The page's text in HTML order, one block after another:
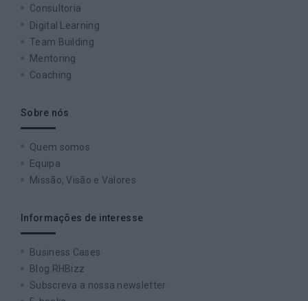
Consultoria
Digital Learning
Team Building
Mentoring
Coaching
Sobre nós
Quem somos
Equipa
Missão, Visão e Valores
Informações de interesse
Business Cases
Blog RHBizz
Subscreva a nossa newsletter